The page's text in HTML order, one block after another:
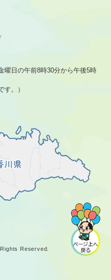
曜日の午前8時30分から午後5時
す。）
Reserved.